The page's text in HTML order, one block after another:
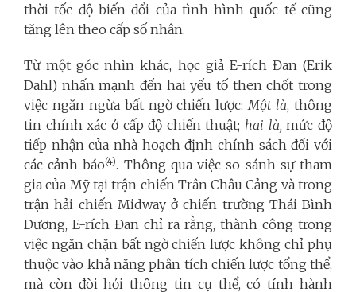
thời tốc độ biến đổi của tình hình quốc tế cũng
tăng lên theo cấp số nhân.
Từ một góc nhìn khác, học giả E-rích Đan (Erik
Dahl) nhấn mạnh đến hai yếu tố then chốt trong
việc ngăn ngừa bất ngờ chiến lược: Một là, thông
tin chính xác ở cấp độ chiến thuật; hai là, mức độ
tiếp nhận của nhà hoạch định chính sách đối với
các cảnh báo(4). Thông qua việc so sánh sự tham
gia của Mỹ tại trận chiến Trân Châu Cảng và trong
trận hải chiến Midway ở chiến trường Thái Bình
Dương, E-rích Đan chỉ ra rằng, thành công trong
việc ngăn chặn bất ngờ chiến lược không chỉ phụ
thuộc vào khả năng phân tích chiến lược tổng thể,
mà còn đòi hỏi thông tin cụ thể, có tính hành